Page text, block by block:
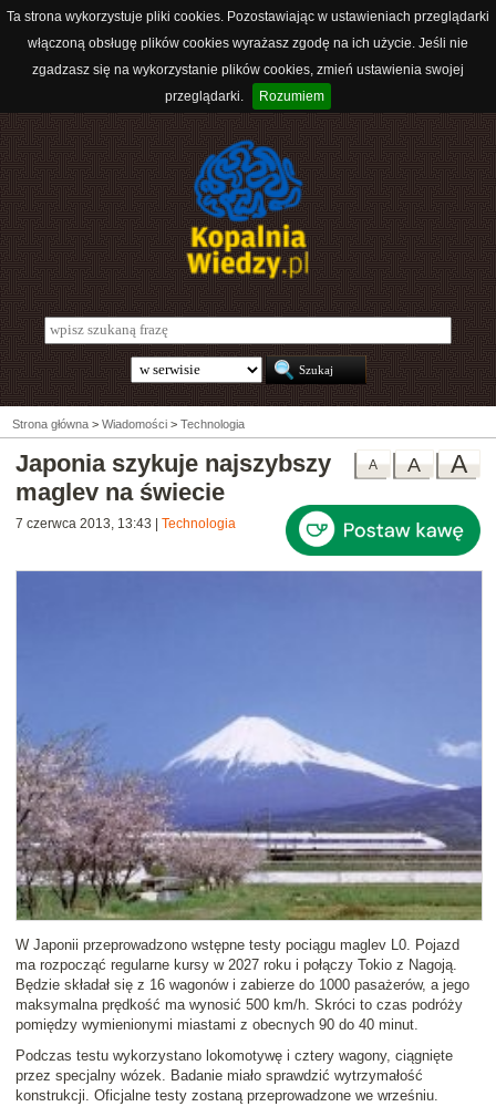
Ta strona wykorzystuje pliki cookies. Pozostawiając w ustawieniach przeglądarki
włączoną obsługę plików cookies wyrażasz zgodę na ich użycie. Jeśli nie
zgadzasz się na wykorzystanie plików cookies, zmień ustawienia swojej
przeglądarki.
Rozumiem
Strona główna > Wiadomości > Technologia
A
A
A
Japonia szykuje najszybszy
maglev na świecie
7 czerwca 2013, 13:43 Technologia
W Japonii przeprowadzono wstępne testy pociągu maglev L0. Pojazd
ma rozpocząć regularne kursy w 2027 roku i połączy Tokio z Nagoją.
Będzie składał się z 16 wagonów i zabierze do 1000 pasażerów, a jego
maksymalna prędkość ma wynosić 500 km/h. Skróci to czas podróży
pomiędzy wymienionymi miastami z obecnych 90 do 40 minut.
Podczas testu wykorzystano lokomotywę i cztery wagony, ciągnięte
przez specjalny wózek. Badanie miało sprawdzić wytrzymałość
konstrukcji. Oficjalne testy zostaną przeprowadzone we wrześniu.